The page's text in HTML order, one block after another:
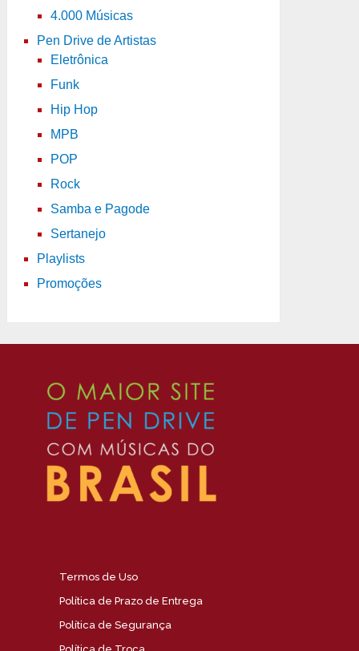
4.000 Músicas
Pen Drive de Artistas
Eletrônica
Funk
Hip Hop
MPB
POP
Rock
Samba e Pagode
Sertanejo
Playlists
Promoções
Termos de Uso
Política de Prazo de Entrega
Política de Segurança